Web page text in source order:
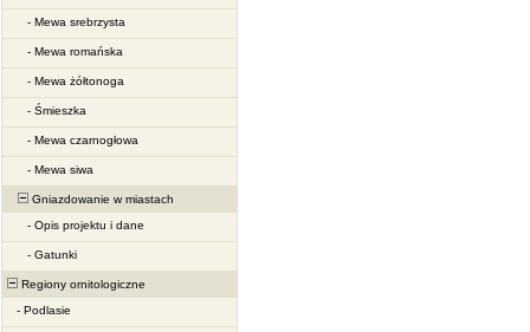
- Mewa srebrzysta
- Mewa romańska
- Mewa żółtonoga
- Śmieszka
- Mewa czarnogłowa
- Mewa siwa
Gniazdowanie w miastach
- Opis projektu i dane
- Gatunki
Regiony ornitologiczne
- Podlasie